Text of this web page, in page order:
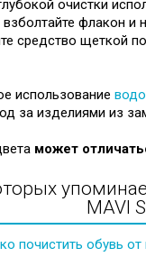
очистки
флакон и
средство щеткой
использование
за изделиями из
может
MAVI
почистить обувь